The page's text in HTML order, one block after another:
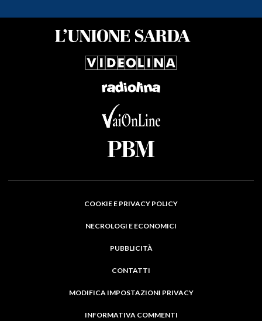
COOKIE E PRIVACY POLICY
NECROLOGI E ECONOMICI
PUBBLICITÀ
CONTATTI
MODIFICA IMPOSTAZIONI PRIVACY
INFORMATIVA COMMENTI